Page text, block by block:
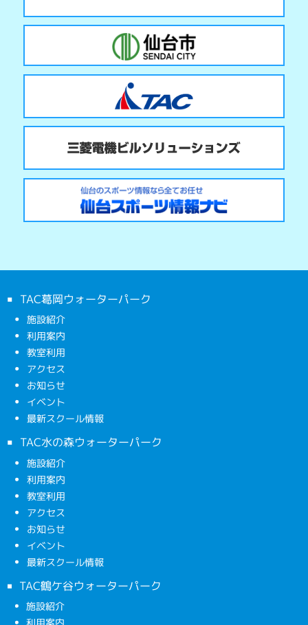
TAC葛岡ウォーターパーク
施設紹介
利用案内
教室利用
アクセス
お知らせ
イベント
最新スクール情報
TAC水の森ウォーターパーク
施設紹介
利用案内
教室利用
アクセス
お知らせ
イベント
最新スクール情報
TAC鶴ケ谷ウォーターパーク
施設紹介